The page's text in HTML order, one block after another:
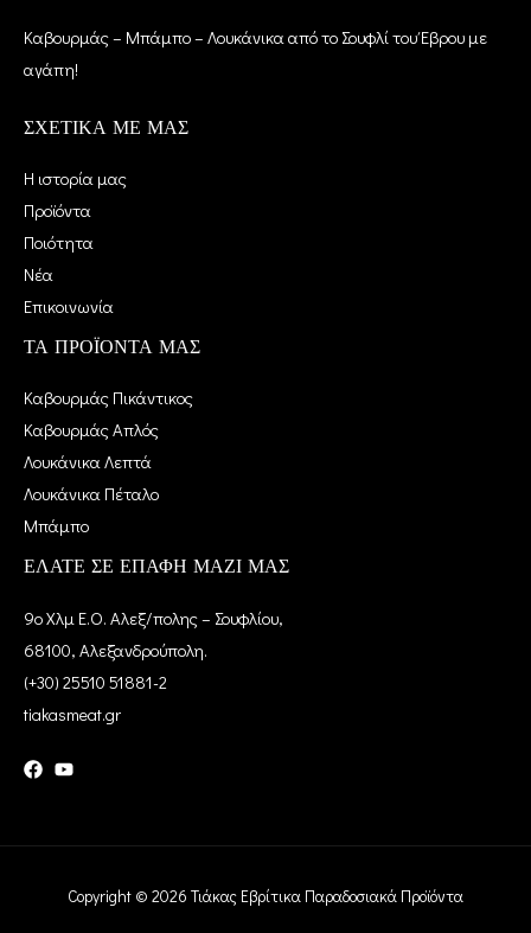
Καβουρμάς – Μπάμπο – Λουκάνικα από το Σουφλί του Έβρου με
αγάπη!
ΣΧΕΤΙΚΑ ΜΕ ΜΑΣ
Η ιστορία μας
Προϊόντα
Ποιότητα
Νέα
Επικοινωνία
ΤΑ ΠΡΟΪΟΝΤΑ ΜΑΣ
Καβουρμάς Πικάντικος
Καβουρμάς Απλός
Λουκάνικα Λεπτά
Λουκάνικα Πέταλο
Μπάμπο
ΕΛΑΤΕ ΣΕ ΕΠΑΦΗ ΜΑΖΙ ΜΑΣ
9ο Χλμ Ε.Ο. Αλεξ/πολης – Σουφλίου,
68100, Αλεξανδρούπολη.
(+30) 25510 51881-2
tiakasmeat.gr
Copyright © 2026 Τιάκας Εβρίτικα Παραδοσιακά Προϊόντα